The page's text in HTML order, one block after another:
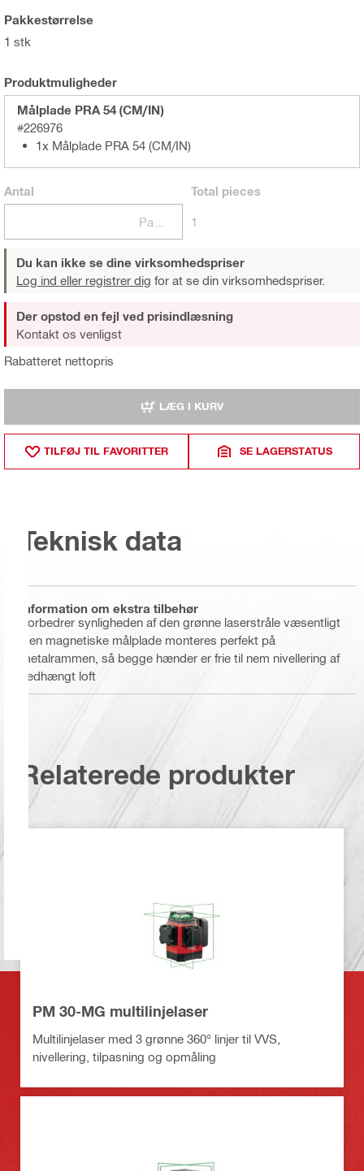
Pakkestørrelse
1 stk
Produktmuligheder
Målplade PRA 54 (CM/IN)
#226976
1x Målplade PRA 54 (CM/IN)
Antal Total pieces
1
Du kan ikke se dine virksomhedspriser
Log ind eller registrer dig for at se din virksomhedspriser.
Rabatteret nettopris
Der opstod en fejl ved prisindlæsning
Kontakt os venligst
LÆG I KURV
TILFØJ TIL FAVORITTER SE LAGERSTATUS
Teknisk data
Information om ekstra tilbehør
Forbedrer synligheden af den grønne laserstråle væsentligt
Den magnetiske målplade monteres perfekt på
metalrammen, så begge hænder er frie til nem nivellering af
nedhængt loft
Relaterede produkter
PM 30-MG multilinjelaser
Multilinjelaser med 3 grønne 360° linjer til VVS,
nivellering, tilpasning og opmåling